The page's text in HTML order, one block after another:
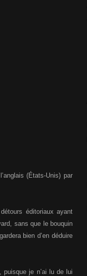
(États-Unis) par
éditoriaux ayant
sans que le bouquin
bien d’en déduire
puisque je n’ai lu de lui